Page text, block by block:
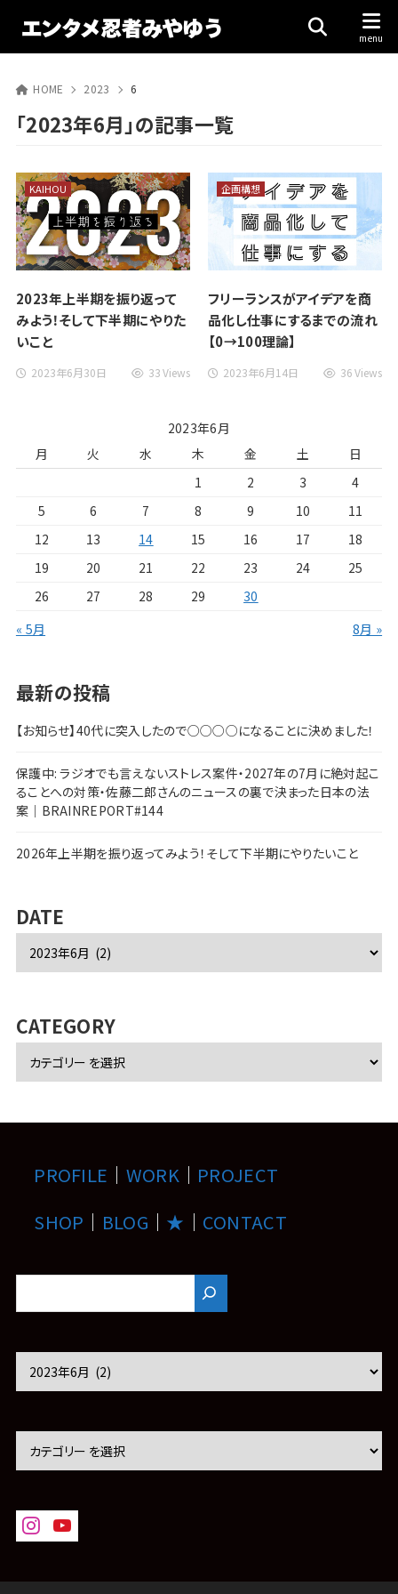
HOME 2023 6
「2023年6月」の記事一覧
2023年上半期を振り返って
みよう！そして下半期にやりた
いこと
2023年6月30日
KAIHOU
33 Views
フリーランスがアイデアを商
品化し仕事にするまでの流れ
【0→100理論】
2023年6月14日
企画構想
36 Views
2023年6月
月
火 水 木 金 土
日
1
2 3
4
5
6 7 8 9 10
11
12
13 14 15 16 17
18
19
20 21 22 23 24
25
26
27 28 29
30
« 5月
8月 »
最新の投稿
【お知らせ】40代に突入したので○○○○になることに決めました！
保護中: ラジオでも言えないストレス案件・2027年の7月に絶対起こ
ることへの対策・佐藤二郎さんのニュースの裏で決まった日本の法
案｜BRAINREPORT#144
2026年上半期を振り返ってみよう！そして下半期にやりたいこと
DATE
ブ
CATEGORY
PROFILE ｜ WORK ｜ PROJECT
SHOP ｜ BLOG ｜ ★ ｜ CONTACT
カ
ブ